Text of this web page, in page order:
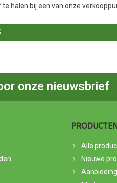
te halen bij een van onze
onze nieuwsbrief
Alle
Nieuwe